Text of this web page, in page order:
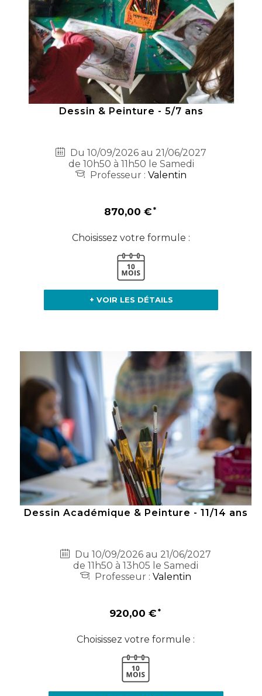
Dessin & Peinture - 5/7 ans
Du 10/09/2026 au 21/06/2027
de 10h50 à 11h50 le Samedi
Professeur : Valentin
870,00 €
Choisissez votre formule :
+ VOIR LES DÉTAILS
Dessin Académique & Peinture - 11/14 ans
Du 10/09/2026 au 21/06/2027
de 11h50 à 13h05 le Samedi
Professeur :Valentin
920,00 €
Choisissez votre formule :